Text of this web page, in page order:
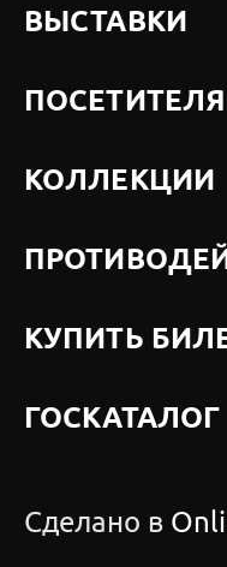
ВЫСТАВКИ
КОЛЛЕКЦИИ
КУПИТЬ
ГОСКАТАЛОГ
Сделано в